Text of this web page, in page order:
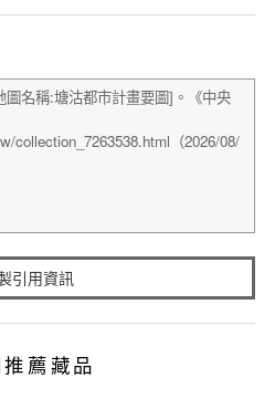
引用資訊
薦藏品